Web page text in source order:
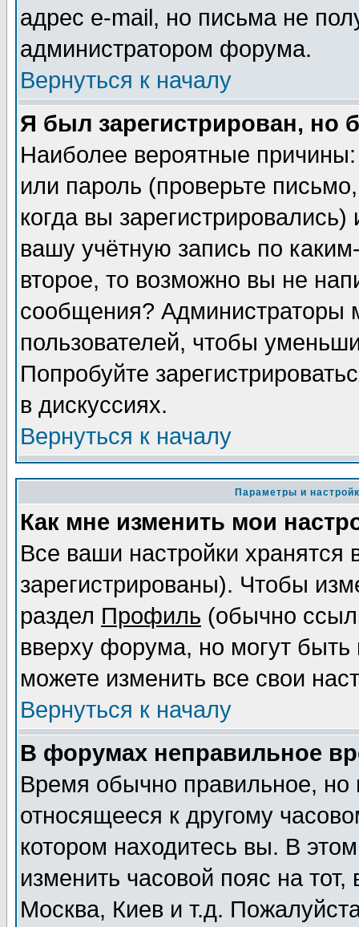
адрес e-mail, но письма не
администратором форума.
Вернуться к началу
Я был зарегистрирован, но
Наиболее вероятные
или пароль (проверьте
когда вы
вашу учётную запись по
второе, то возможно вы не
сообщения? Администраторы
пользователей, чтобы
Попробуйте
в дискуссиях.
Вернуться к началу
Параметры и
Как мне изменить мои
Все ваши настройки
зарегистрированы). Чтобы
раздел Профиль (обычно
вверху форума, но могут
можете изменить все свои
Вернуться к началу
В форумах неправильное
Время обычно правильное,
относящееся к другому
котором находитесь вы. В
изменить часовой пояс на
Москва, Киев и т.д.